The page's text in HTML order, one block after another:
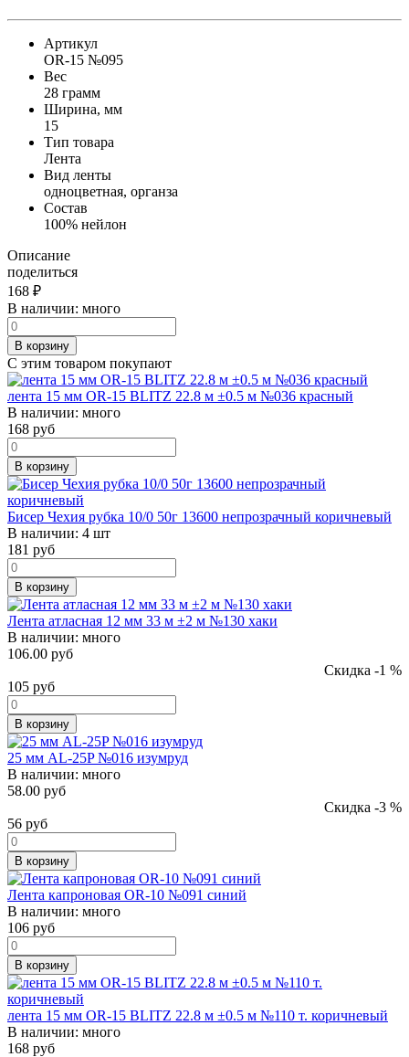
Артикул
OR-15 №095
Вес
28 грамм
Ширина, мм
15
Тип товара
Лента
Вид ленты
одноцветная, органза
Состав
100% нейлон
Описание
поделиться
168 ₽
В наличии: много
В корзину
С этим товаром покупают
лента 15 мм OR-15 BLITZ 22.8 м ±0.5 м №036 красный
В наличии: много
168 руб
В корзину
Бисер Чехия рубка 10/0 50г 13600 непрозрачный коричневый
В наличии: 4 шт
181 руб
В корзину
Лента атласная 12 мм 33 м ±2 м №130 хаки
В наличии: много
106.00 руб
Скидка -1 %
105 руб
В корзину
25 мм AL-25P №016 изумруд
В наличии: много
58.00 руб
Скидка -3 %
56 руб
В корзину
Лента капроновая OR-10 №091 синий
В наличии: много
106 руб
В корзину
лента 15 мм OR-15 BLITZ 22.8 м ±0.5 м №110 т. коричневый
В наличии: много
168 руб